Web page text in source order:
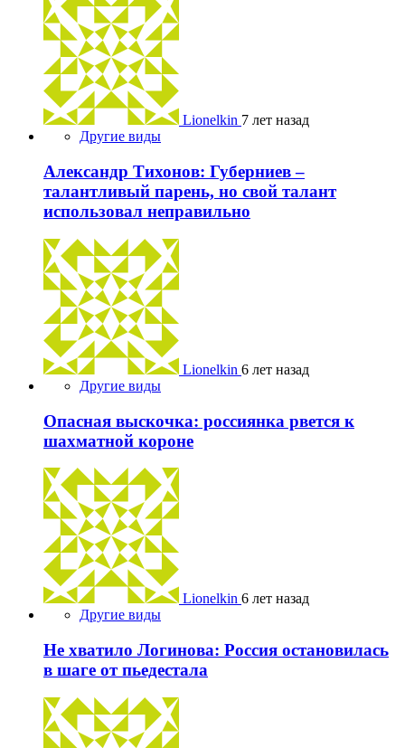
Lionelkin 7 лет назад
Другие виды
Александр Тихонов: Губерниев –
талантливый парень, но свой талант
использовал неправильно
Lionelkin 6 лет назад
Другие виды
Опасная выскочка: россиянка рвется к
шахматной короне
Lionelkin 6 лет назад
Другие виды
Не хватило Логинова: Россия остановилась
в шаге от пьедестала